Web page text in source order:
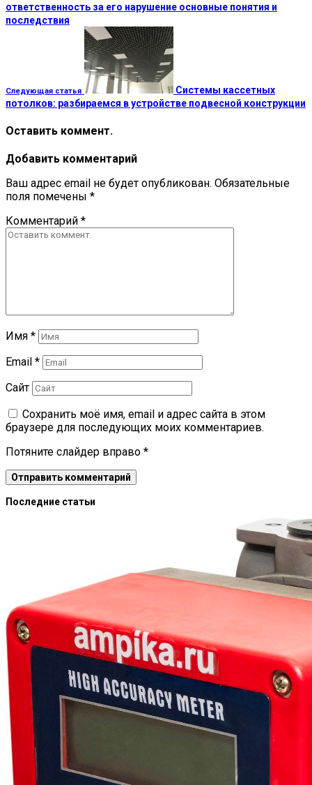
ответственность за его нарушение основные понятия и
последствия
Следующая статья
Системы кассетных
потолков: разбираемся в устройстве подвесной конструкции
Оставить коммент.
Добавить комментарий
Ваш адрес email не будет опубликован. Обязательные
поля помечены *
Комментарий *
Имя *
Email *
Сайт
Сохранить моё имя, email и адрес сайта в этом
браузере для последующих моих комментариев.
Потяните слайдер вправо *
Последние статьи